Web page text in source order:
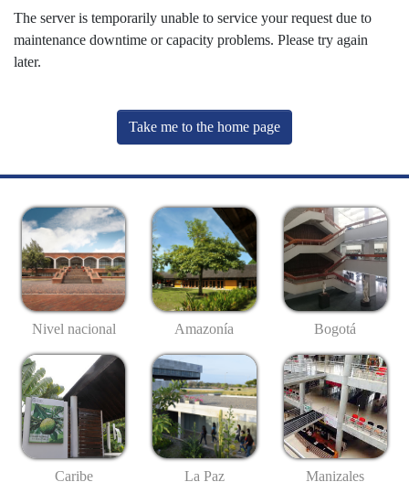
The server is temporarily unable to service your request due to
maintenance downtime or capacity problems. Please try again
later.
Take me to the home page
Nivel nacional Amazonía Bogotá
Caribe La Paz Manizales